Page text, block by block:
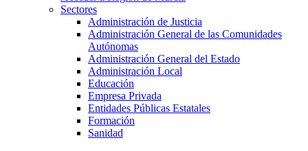
Sectores
Administración de Justicia
Administración General de las Comunidades
Autónomas
Administración General del Estado
Administración Local
Educación
Empresa Privada
Entidades Públicas Estatales
Formación
Sanidad